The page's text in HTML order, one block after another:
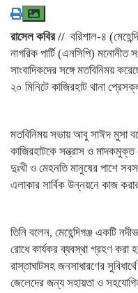
রাসেল কবির // বরিশাল-৪
নাগরিক পার্টি (এনসিপি) মনোনীত
সাংবাদিকদের সঙ্গে মতবিনিময়
২০ মিনিটে কাজিরহাট থানা
মতবিনিময় সভায় আবু সাঈদ মুসা
কাজিরহাটকে সন্ত্রাস ও
দুঃখী ও মেহনতি মানুষের পাশে
এলাকার সার্বিক উন্নয়নে কাজ
তিনি বলেন, মেহেন্দিগঞ্জ একটি
রোধে কার্যকর ব্যবস্থা গ্রহণ করা
রাস্তাঘাটসহ জনসাধারণের
জেলেদের জন্য সহায়তা ও